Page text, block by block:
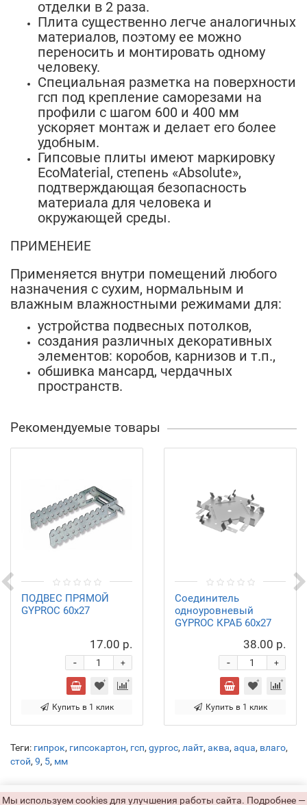
отделки в 2 раза.
Плита существенно легче аналогичных
материалов, поэтому ее можно
переносить и монтировать одному
человеку.
Специальная разметка на поверхности
гсп под крепление саморезами на
профили с шагом 600 и 400 мм
ускоряет монтаж и делает его более
удобным.
Гипсовые плиты имеют маркировку
EcoMaterial, степень «Absolute»,
подтверждающая безопасность
материала для человека и
окружающей среды.
ПРИМЕНЕИЕ
Применяется внутри помещений любого
назначения с сухим, нормальным и
влажным влажностными режимами для:
устройства подвесных потолков,
создания различных декоративных
элементов: коробов, карнизов и т.п.,
обшивка мансард, чердачных
пространств.
Рекомендуемые товары
ПОДВЕС ПРЯМОЙ
GYPROC 60х27
17.00 р.
+
-
Купить в 1 клик
Соединитель
одноуровневый
GYPROC КРАБ 60х27
38.00 р.
+
-
Купить в 1 клик
Теги: гипрок, гипсокартон, гсп, gyproc, лайт, аква, aqua, влаго,
стой, 9, 5, мм
Мы используем cookies для улучшения работы сайта. Подробнее —